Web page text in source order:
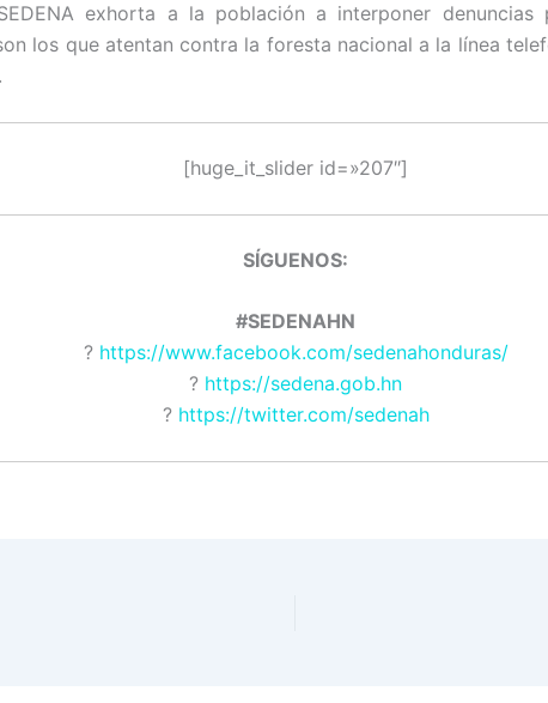
exhorta a la población a interponer denuncias
los que atentan contra la foresta nacional a la línea
[huge_it_slider id=»207″]
SÍGUENOS:
#SEDENAHN
? https://www.facebook.com/sedenahonduras/
? https://sedena.gob.hn
? https://twitter.com/sedenah